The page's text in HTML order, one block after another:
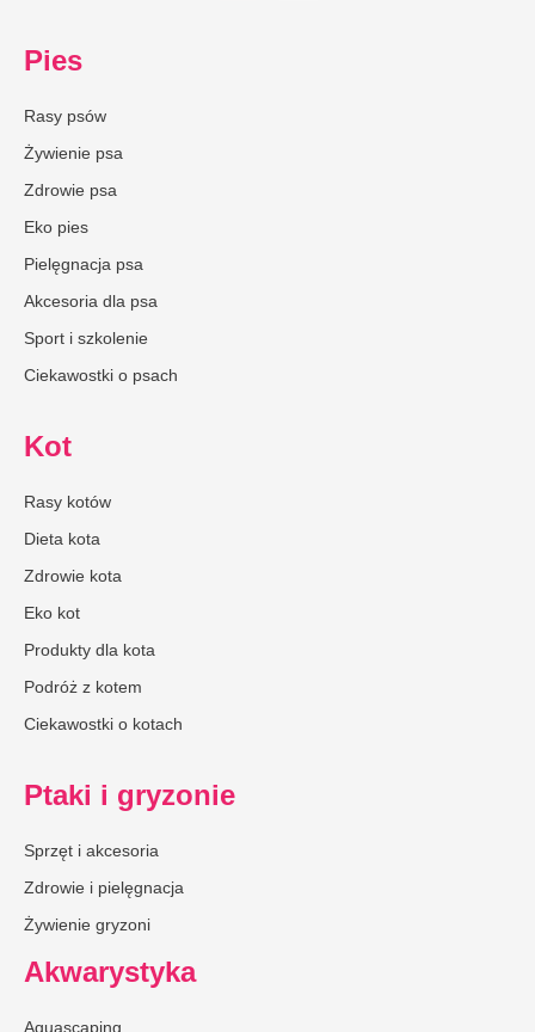
Pies
Rasy psów
Żywienie psa
Zdrowie psa
Eko pies
Pielęgnacja psa
Akcesoria dla psa
Sport i szkolenie
Ciekawostki o psach
Kot
Rasy kotów
Dieta kota
Zdrowie kota
Eko kot
Produkty dla kota
Podróż z kotem
Ciekawostki o kotach
Ptaki i gryzonie
Sprzęt i akcesoria
Zdrowie i pielęgnacja
Żywienie gryzoni
Akwarystyka
Aquascaping